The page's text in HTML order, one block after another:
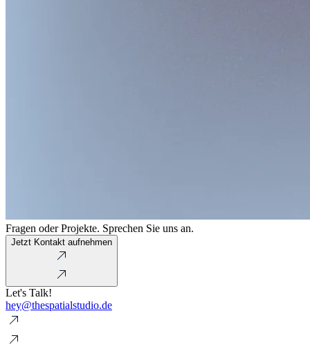
Fragen oder Projekte. Sprechen Sie uns an.
Jetzt Kontakt aufnehmen
Let's Talk!
hey@thespatialstudio.de